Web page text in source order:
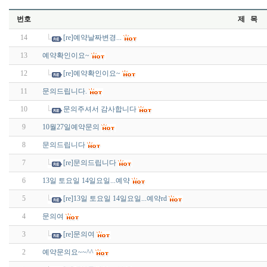
번호 제 목
14 [re]예약날짜변경...
13 예약확인이요~
12 [re]예약확인이요~
11 문의드립니다.
10 문의주셔서 감사합니다
9 10월27일예약문의
8 문의드립니다
7 [re]문의드립니다
6 13일 토요일 14일요일...예약
5 [re]13일 토요일 14일요일...예약rd
4 문의여
3 [re]문의여
2 예약문의요~~^^